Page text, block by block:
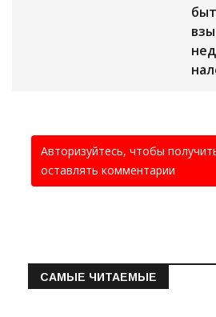
Авторизуйтесь, чтобы
оставлять комментарии
САМЫЕ ЧИТАЕМЫЕ